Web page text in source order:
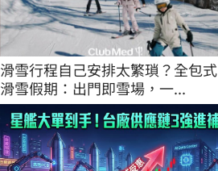
滑雪行程自己安排太繁瑣？全包式
滑雪假期：出門即雪場，一...